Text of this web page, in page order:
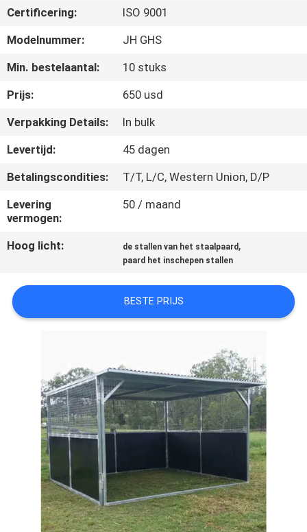
KWALITEITSCONTROLE
CONTACTEER
ONS
VERZOEK
EEN
CITAAT
SITEMAP
PRIVACYBELEID
Certificering:
ISO 9001
Modelnummer:
JH GHS
Min. bestelaantal:
10 stuks
Prijs:
650 usd
Verpakking Details:
In bulk
Levertijd:
45 dagen
Betalingscondities:
T/T, L/C, Western Union, D/P
Levering
vermogen:
50 / maand
Hoog licht: de stallen van het staalpaard ,
paard het inschepen stallen
BESTE PRIJS